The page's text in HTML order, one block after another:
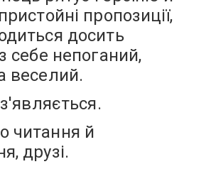
пропозиції,
досить
себе непоганий,
веселий.
читання й
друзі.